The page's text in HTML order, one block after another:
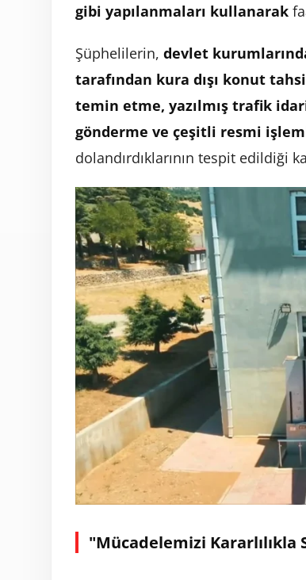
gibi yapılanmaları kullanarak
Şüphelilerin, devlet
tarafından kura dışı konut
temin etme, yazılmış trafik
gönderme ve çeşitli resmi
dolandırdıklarının tespit edildiği
"Mücadelemizi Kararlılıkla